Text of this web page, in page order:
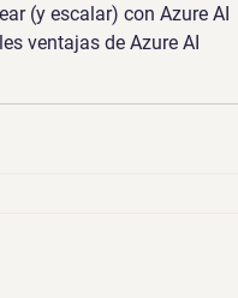
(y escalar) con Azure AI
ventajas de Azure AI